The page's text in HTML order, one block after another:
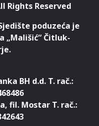
Rights Reserved
poduzeća je
„Mališić“ Čitluk-
BH d.d. T. rač.:
fil. Mostar T. rač.: